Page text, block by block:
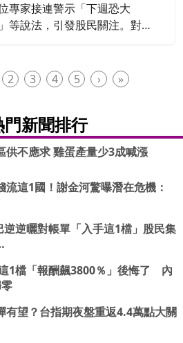
專家接連警示「下週恐大
等說法，引發股民關注。對
看賭桌」，至於自己看待股市
經濟成長，反而擊敗自詡聰明
2 3 4 5 › »
門新聞排行
供不應求 雞蛋產量少3成喊漲
這1國！謝金河驚曝潛在危機：
逆曬對帳單「入手這1檔」股民集
1檔「報酬飆3800％」後悔了 內
有望？台指期夜盤重返4.4萬點大關